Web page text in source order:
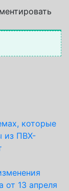
которые
из ПВХ-
от 13 апреля